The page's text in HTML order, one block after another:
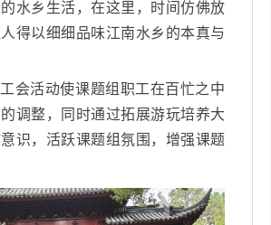
水乡生活，在这里，时间仿佛放
得以细细品味江南水乡的本真与
会活动使课题组职工在百忙之中
调整，同时通过拓展游玩培养大
识，活跃课题组氛围，增强课题